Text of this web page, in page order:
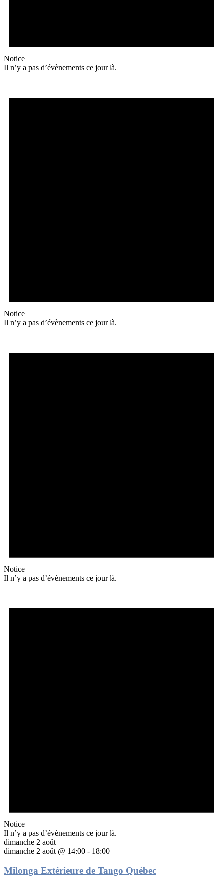
Notice
Il n’y a pas d’évènements ce jour là.
Notice
Il n’y a pas d’évènements ce jour là.
Notice
Il n’y a pas d’évènements ce jour là.
Notice
Il n’y a pas d’évènements ce jour là.
dimanche 2 août
dimanche 2 août @ 14:00 - 18:00
Milonga Extérieure de Tango Québec